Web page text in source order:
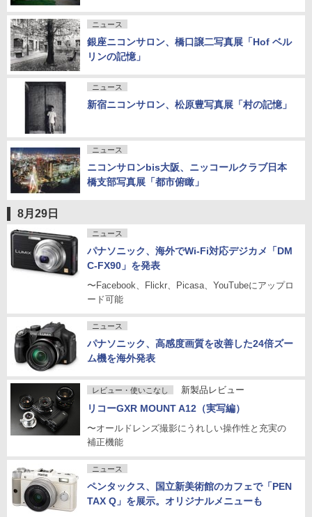
ニュース
銀座ニコンサロン、橋口譲二写真展「Hof ベル
リンの記憶」
ニュース
新宿ニコンサロン、松原豊写真展「村の記憶」
ニュース
ニコンサロンbis大阪、ニッコールクラブ日本
橋支部写真展「都市俯瞰」
8月29日
ニュース
パナソニック、海外でWi-Fi対応デジカメ「DM
C-FX90」を発表
〜Facebook、Flickr、Picasa、YouTubeにアップロ
ード可能
ニュース
パナソニック、高感度画質を改善した24倍ズー
ム機を海外発表
レビュー・使いこなし 新製品レビュー
リコーGXR MOUNT A12（実写編）
〜オールドレンズ撮影にうれしい操作性と充実の
補正機能
ニュース
ペンタックス、国立新美術館のカフェで「PEN
TAX Q」を展示。オリジナルメニューも